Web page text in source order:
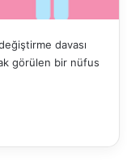
davası
görülen bir nüfus